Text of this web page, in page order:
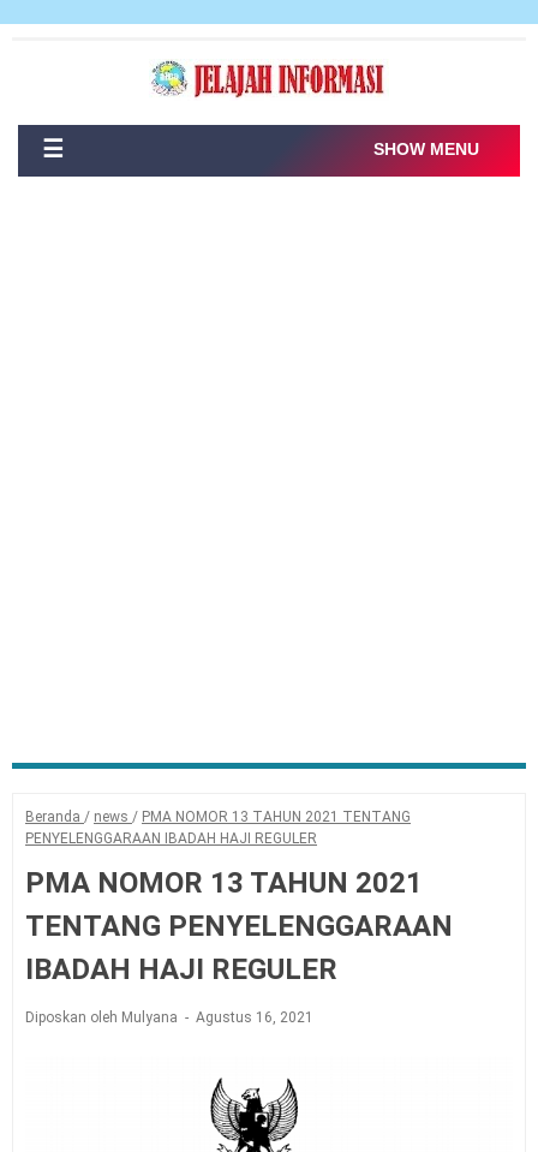
☰ SHOW MENU
Beranda / news / PMA NOMOR 13 TAHUN 2021 TENTANG
PENYELENGGARAAN IBADAH HAJI REGULER
PMA NOMOR 13 TAHUN 2021
TENTANG PENYELENGGARAAN
IBADAH HAJI REGULER
Diposkan oleh Mulyana Agustus 16, 2021